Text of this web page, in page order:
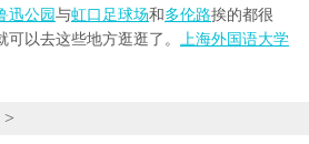
迅公园 与虹口足球场和 多伦路挨的都很
以去这些地方逛逛了。 上海外国语大学
>